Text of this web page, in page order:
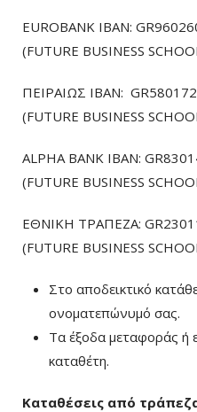
EUROBANK IBAN:
(FUTURE BUSINESS
ΠΕΙΡΑΙΩΣ ΙΒΑΝ:
(FUTURE BUSINESS
ALPHA BANK IBAN:
(FUTURE BUSINESS
ΕΘΝΙΚΗ ΤΡΑΠΕΖΑ:
(FUTURE BUSINESS
Στο αποδεικτικό
ονοματεπώνυμό σας.
Τα έξοδα μεταφοράς ή
καταθέτη.
Καταθέσεις από